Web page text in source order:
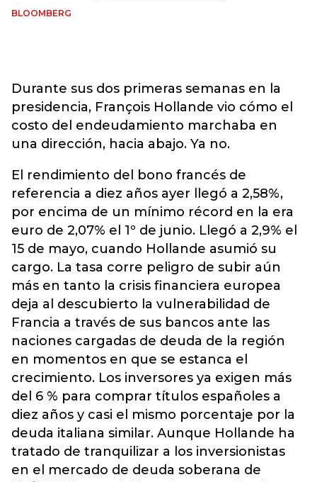
BLOOMBERG
Durante sus dos primeras semanas en la
presidencia, François Hollande vio cómo el
costo del endeudamiento marchaba en
una dirección, hacia abajo. Ya no.
El rendimiento del bono francés de
referencia a diez años ayer llegó a 2,58%,
por encima de un mínimo récord en la era
euro de 2,07% el 1º de junio. Llegó a 2,9% el
15 de mayo, cuando Hollande asumió su
cargo. La tasa corre peligro de subir aún
más en tanto la crisis financiera europea
deja al descubierto la vulnerabilidad de
Francia a través de sus bancos ante las
naciones cargadas de deuda de la región
en momentos en que se estanca el
crecimiento. Los inversores ya exigen más
del 6 % para comprar títulos españoles a
diez años y casi el mismo porcentaje por la
deuda italiana similar. Aunque Hollande ha
tratado de tranquilizar a los inversionistas
en el mercado de deuda soberana de